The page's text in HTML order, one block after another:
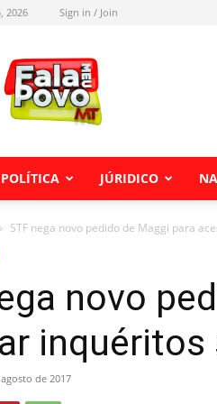
2026 Sign in / Join
Fala
meu
Povo
MT
POLÍTICA JÚRIDICO
STF nega novo pedido de Maggi para
novo
de 2017